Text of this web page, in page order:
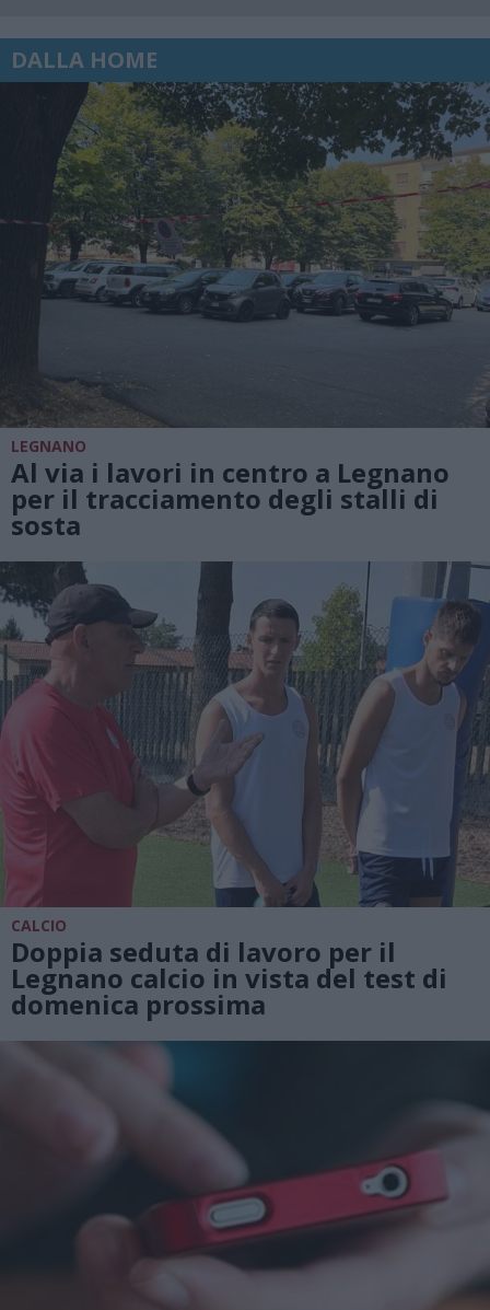
DALLA HOME
LEGNANO
Al via i lavori in centro a Legnano
per il tracciamento degli stalli di
sosta
CALCIO
Doppia seduta di lavoro per il
Legnano calcio in vista del test di
domenica prossima